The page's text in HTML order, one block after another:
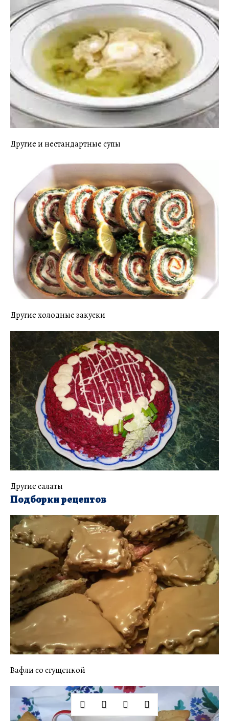
Другие и нестандартные супы
Другие холодные закуски
Другие салаты
Подборки рецептов
Вафли со сгущенкой